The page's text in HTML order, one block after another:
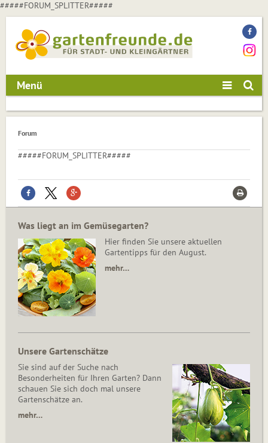
#####FORUM_SPLITTER#####
Menü
Forum
#####FORUM_SPLITTER#####
Was liegt an im Gemüsegarten?
Hier finden Sie unsere aktuellen
Gartentipps für den August.
mehr…
Unsere Gartenschätze
Sie sind auf der Suche nach
Besonderheiten für Ihren Garten? Dann
schauen Sie sich doch mal unsere
Gartenschätze an.
mehr…